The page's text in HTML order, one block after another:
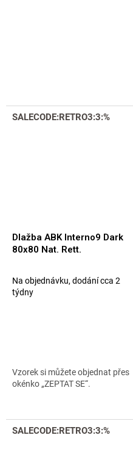
SALECODE:RETRO3:3:%
Dlažba ABK Interno9 Dark
80x80 Nat. Rett.
Na objednávku, dodání cca 2
týdny
Vzorek si můžete objednat přes
okénko „ZEPTAT SE“.
SALECODE:RETRO3:3:%